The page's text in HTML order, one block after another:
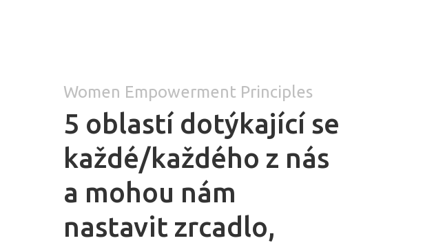
Women Empowerment Principles
5 oblastí dotýkající se
každé/každého z nás
a mohou nám
nastavit zrcadlo,